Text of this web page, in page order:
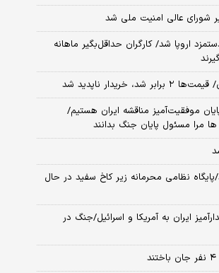
شورای عالی امنیت ملی شد
اروپا شد/ کارگران حداقل‌بگیر ماهانه
خریدار ناپدید شد
موفقیت‌آمیز مناقشه ایران هستیم/
مرا مسئول پایان جنگ بدانند
پایگاه نظامی محرمانه زیر کاخ سفید در حال
ایران به آمریکا و اسرائیل/جنگ در